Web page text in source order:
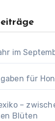
im
für
–
Blüten